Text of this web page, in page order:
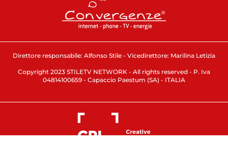
Direttore responsabile: Alfonso Stile - Vicedirettore: Marilina Letizia
Copyright 2023 STILETV NETWORK - All rights reserved - P. Iva
04814100659 - Capaccio Paestum (SA) - ITALIA